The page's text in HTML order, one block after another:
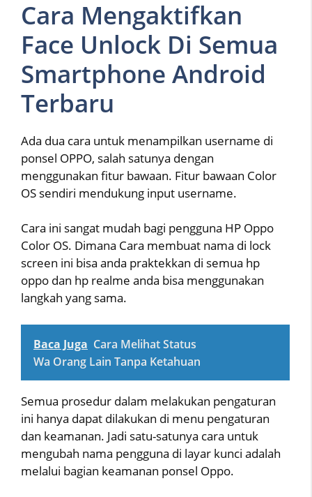
Cara Mengaktifkan
Face Unlock Di Semua
Smartphone Android
Terbaru
Ada dua cara untuk menampilkan username di
ponsel OPPO, salah satunya dengan
menggunakan fitur bawaan. Fitur bawaan Color
OS sendiri mendukung input username.
Cara ini sangat mudah bagi pengguna HP Oppo
Color OS. Dimana Cara membuat nama di lock
screen ini bisa anda praktekkan di semua hp
oppo dan hp realme anda bisa menggunakan
langkah yang sama.
Baca Juga Cara Melihat Status
Wa Orang Lain Tanpa Ketahuan
Semua prosedur dalam melakukan pengaturan
ini hanya dapat dilakukan di menu pengaturan
dan keamanan. Jadi satu-satunya cara untuk
mengubah nama pengguna di layar kunci adalah
melalui bagian keamanan ponsel Oppo.